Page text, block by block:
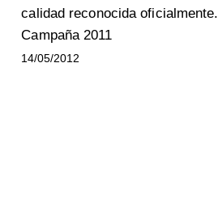
calidad reconocida oficialmente.
Campaña 2011
14/05/2012